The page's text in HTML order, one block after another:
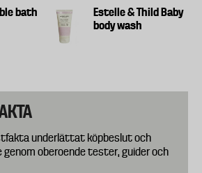
bath
Estelle & Thild Baby
body wash
underlättat köpbeslut och
oberoende tester, guider och